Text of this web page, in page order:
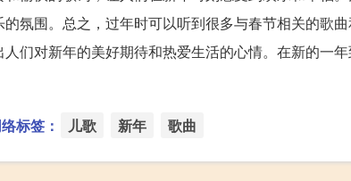
氛围。总之，过年时可以听到很多与春节相关的歌
们对新年的美好期待和热爱生活的心情。在新的一
标签： 儿歌 新年 歌曲